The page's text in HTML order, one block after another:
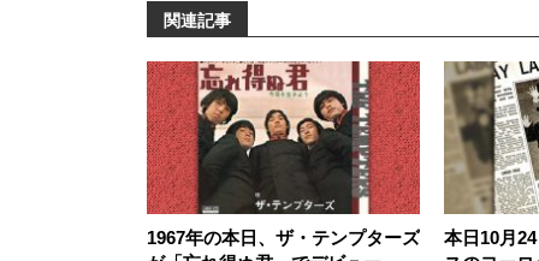
関連記事
1967年の本日、ザ・テンプターズ
本日10月